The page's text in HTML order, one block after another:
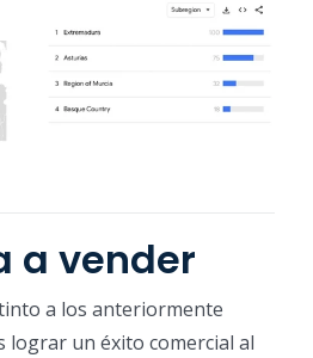
a vender
a los anteriormente
lograr un éxito comercial al